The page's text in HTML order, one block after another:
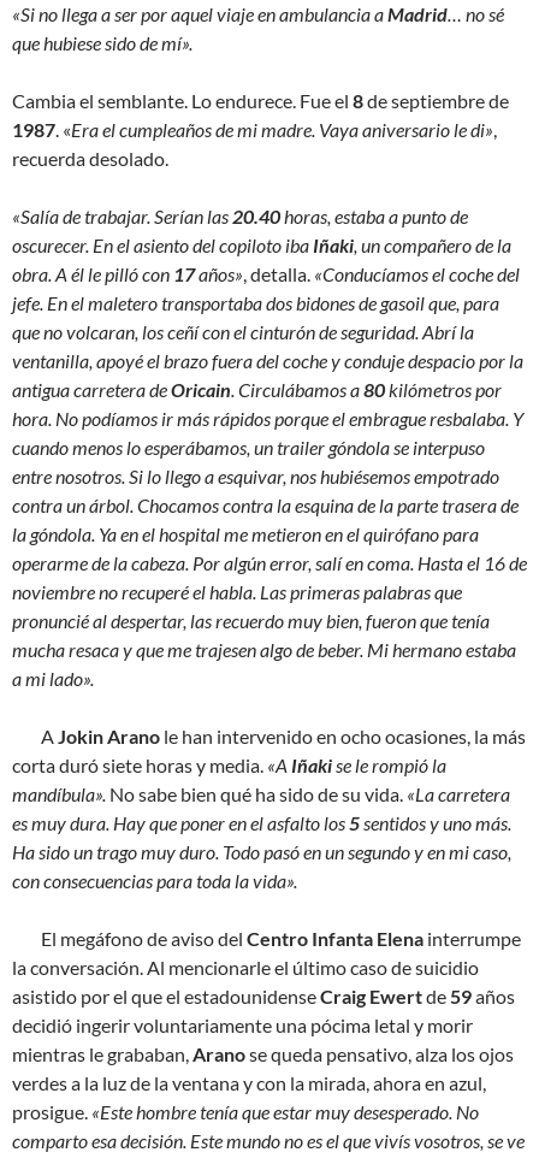
«Si no llega a ser por aquel viaje en ambulancia aMadrid… no sé
que hubiese sido de mí».
Cambia el semblante. Lo endurece. Fue el 8de septiembre de
1987. «Era el cumpleaños de mi madre. Vaya aniversario le di»,
recuerda desolado.
«Salía de trabajar. Serían las20.40horas, estaba a punto de
oscurecer. En el asiento del copiloto iba Iñaki, un compañero de la
obra. A él le pilló con 17años», detalla. «Conducíamos el coche del
jefe. En el maletero transportaba dos bidones de gasoil que, para
que no volcaran, los ceñí con el cinturón de seguridad. Abrí la
ventanilla, apoyé el brazo fuera del coche y conduje despacio por la
antigua carretera deOricain. Circulábamos a80kilómetros por
hora. No podíamos ir más rápidos porque el embrague resbalaba. Y
cuando menos lo esperábamos, un trailer góndola se interpuso
entre nosotros. Si lo llego a esquivar, nos hubiésemos empotrado
contra un árbol. Chocamos contra la esquina de la parte trasera de
la góndola. Ya en el hospital me metieron en el quirófano para
operarme de la cabeza. Por algún error, salí en coma. Hasta el 16 de
noviembre no recuperé el habla. Las primeras palabras que
pronuncié al despertar, las recuerdo muy bien, fueron que tenía
mucha resaca y que me trajesen algo de beber. Mi hermano estaba
a mi lado».
AJokin Arano le han intervenido en ocho ocasiones, la más
corta duró siete horas y media. «A Iñakise le rompió la
mandíbula». No sabe bien qué ha sido de su vida. «La carretera
es muy dura. Hay que poner en el asfalto los5sentidos y uno más.
Ha sido un trago muy duro. Todo pasó en un segundo y en mi caso,
con consecuencias para toda la vida».
El megáfono de aviso del Centro Infanta Elena interrumpe
la conversación. Al mencionarle el último caso de suicidio
asistido por el que el estadounidenseCraig Ewertde59años
decidió ingerir voluntariamente una pócima letal y morir
mientras le grababan,Aranose queda pensativo, alza los ojos
verdes a la luz de la ventana y con la mirada, ahora en azul,
prosigue. «Este hombre tenía que estar muy desesperado. No
comparto esa decisión. Este mundo no es el que vivís vosotros, se ve